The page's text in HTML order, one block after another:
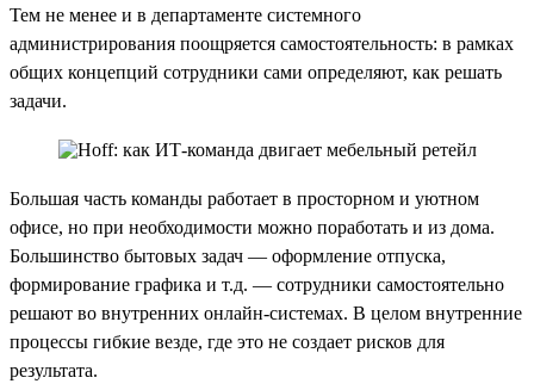
Тем не менее и в департаменте системного
администрирования поощряется самостоятельность: в рамках
общих концепций сотрудники сами определяют, как решать
задачи.
Большая часть команды работает в просторном и уютном
офисе, но при необходимости можно поработать и из дома.
Большинство бытовых задач — оформление отпуска,
формирование графика и т.д. — сотрудники самостоятельно
решают во внутренних онлайн-системах. В целом внутренние
процессы гибкие везде, где это не создает рисков для
результата.